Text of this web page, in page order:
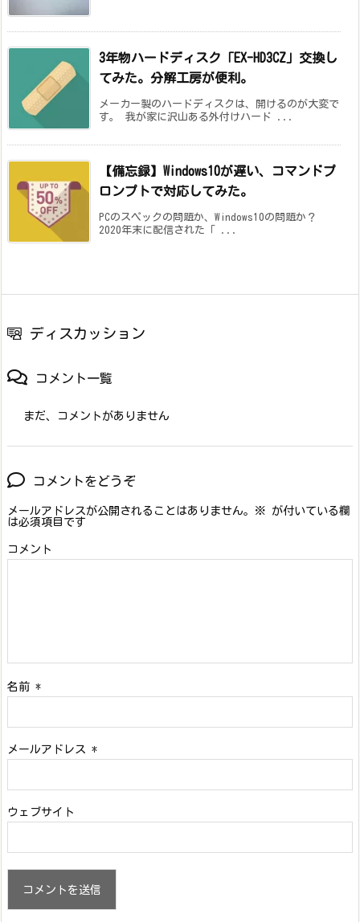
3年物ハードディスク「EX-HD3CZ」交換し
てみた。分解工房が便利。
メーカー製のハードディスクは、開けるのが大変で
す。 我が家に沢山ある外付けハード ...
【備忘録】Windows10が遅い、コマンドプ
ロンプトで対応してみた。
PCのスペックの問題か、Windows10の問題か？
2020年末に配信された「 ...
ディスカッション
コメント一覧
まだ、コメントがありません
コメントをどうぞ
メールアドレスが公開されることはありません。 ※ が付いている欄
は必須項目です
コメント
名前 *
メールアドレス *
ウェブサイト